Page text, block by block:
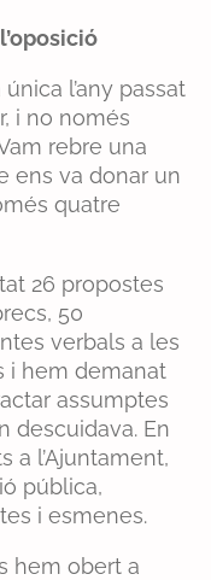
l’any passat
i no només
rebre una
ens va donar un
quatre
26 propostes
50
verbals a les
i hem demanat
assumptes
descuidava. En
a l’Ajuntament,
pública,
i esmenes.
hem obert a